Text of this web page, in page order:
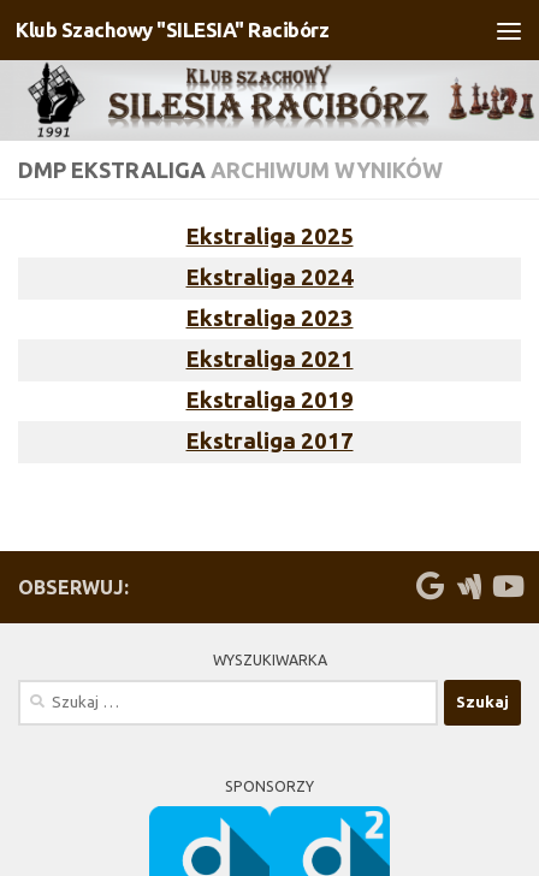
Przejdź do treści
Klub Szachowy "SILESIA" Racibórz
DMP EKSTRALIGA ARCHIWUM WYNIKÓW
Ekstraliga 2025
Ekstraliga 2024
Ekstraliga 2023
Ekstraliga 2021
Ekstraliga 2019
Ekstraliga 2017
OBSERWUJ:
WYSZUKIWARKA
SPONSORZY